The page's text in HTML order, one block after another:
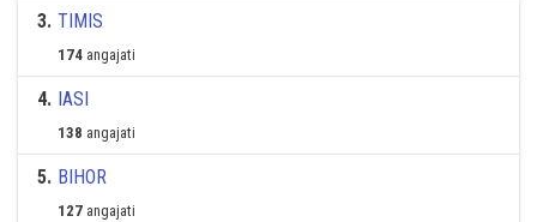
3. TIMIS
174 angajati
4. IASI
138 angajati
5. BIHOR
127 angajati